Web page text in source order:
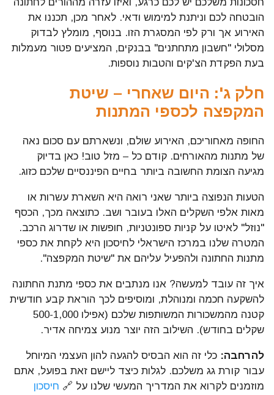
הובטחה לכם וניתנת למימוש ודאי. לאחר מכן, תכננו את
האירוע אך ורק לפי המסגרת הזו. בנוסף, מומלץ לבדוק
מסלולי "חשבון מתחתנים" בבנקים, המציעים פטור מעמלות
בעת הפקדת הצ'קים והטבות נוספות.
חלק ג': היום שאחרי – שיטת
המקפצה לכספי המתנות
החופה מאחוריכם, האירוע שולם, ונשארתם עם סכום נאה
של מתנות מהאורחים. קודם כל – מזל טוב! כאן בדיוק
מגיעה הצומת החשובה ביותר בחיים הפיננסיים שלכם כזוג.
הטעות הנפוצה ביותר שאני רואה היא השארת עשרות או
מאות אלפי השקלים האלו בעובר ושב. כתוצאה מכך, הכסף
"נוזל" לאיטו על קניות ספונטניות, חופשות או שדרוג הרכב.
המטרה שלנו במרכז הישראלי לחיסכון היא לקחת את כספי
מתנות החתונה ולהפעיל עליהם את "שיטת המקפצה".
איך זה עובד למעשה? אנו מנתבים את כספי מתנת החתונה
להשקעה חכמה ומנוהלת, ומוסיפים לכך הוראת קבע חודשית
קטנה מהמשכורות המשותפות שלכם (אפילו 500-1,000
שקלים בחודש). השילוב הזה יוצר מנוע צמיחה אדיר.
להרחבה: כלי זה הוא הבסיס להגעה להון העצמי המיוחל
עבור קורת גג משלכם. לגלות כיצד ליישם זאת בפועל, אתם
מוזמנים לקרוא את המדריך המעשי שלנו על 🔗 חיסכון